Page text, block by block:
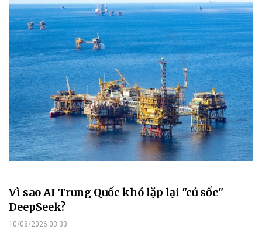
Vì sao AI Trung Quốc khó lặp lại "cú sốc"
DeepSeek?
10/08/2026 03:33